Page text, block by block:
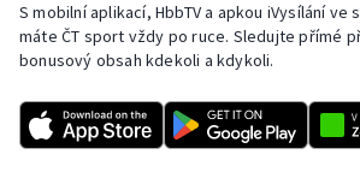
Short track
Sportovní střelba
Stolní tenis
S mobilní aplikací, HbbTV a apkou iVysílání
máte ČT sport vždy po ruce. Sledujte přímé
bonusový obsah kdekoli a kdykoli.